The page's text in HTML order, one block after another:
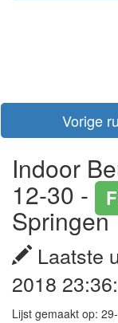
Vorige
Indoor
12-30 -
Springen
Laatste
2018
Lijst gemaakt op: